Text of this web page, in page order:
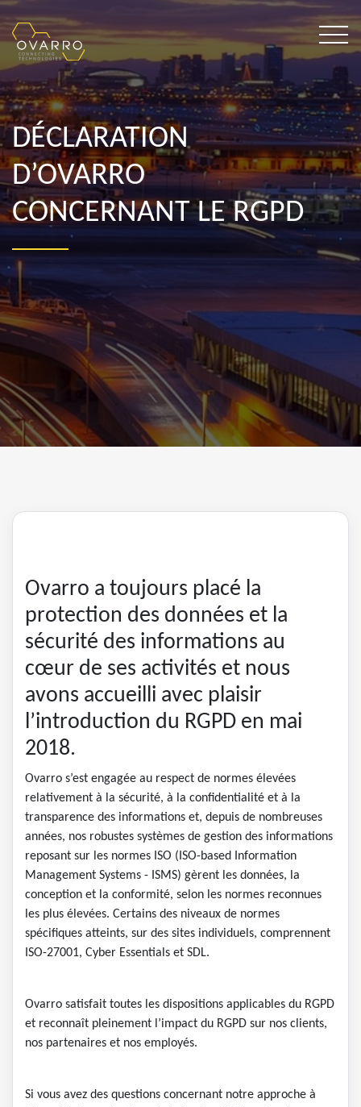
DÉCLARATION
D’OVARRO
CONCERNANT LE RGPD
Ovarro a toujours placé la
protection des données et la
sécurité des informations au
cœur de ses activités et nous
avons accueilli avec plaisir
l’introduction du RGPD en mai
2018.
Ovarro s’est engagée au respect de normes élevées
relativement à la sécurité, à la confidentialité et à la
transparence des informations et, depuis de nombreuses
années, nos robustes systèmes de gestion des informations
reposant sur les normes ISO (ISO-based Information
Management Systems - ISMS) gèrent les données, la
conception et la conformité, selon les normes reconnues
les plus élevées. Certains des niveaux de normes
spécifiques atteints, sur des sites individuels, comprennent
ISO-27001, Cyber Essentials et SDL.
Ovarro satisfait toutes les dispositions applicables du RGPD
et reconnaît pleinement l’impact du RGPD sur nos clients,
nos partenaires et nos employés.
Si vous avez des questions concernant notre approche à